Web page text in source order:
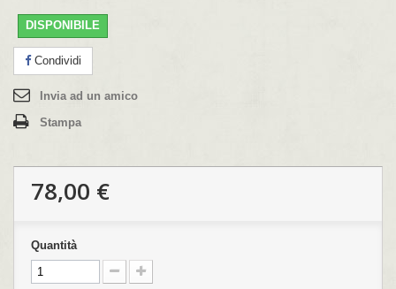
DISPONIBILE
Condividi
Invia ad un amico
Stampa
78,00 €
Quantità